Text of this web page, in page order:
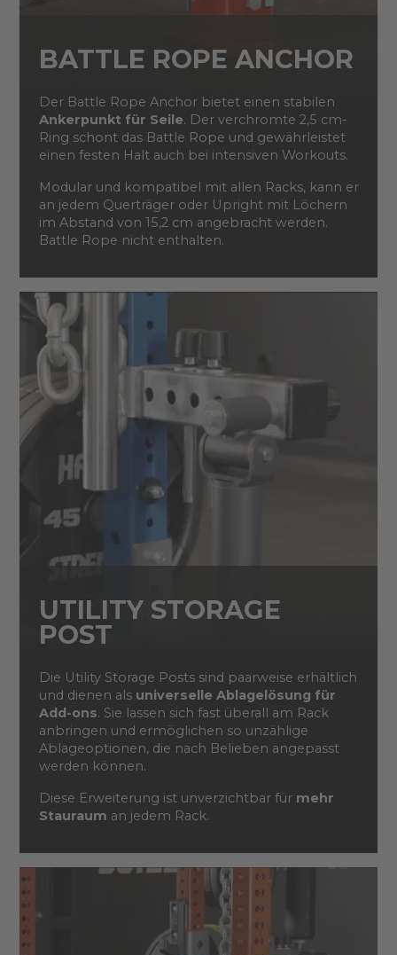
BATTLE ROPE ANCHOR
Der Battle Rope Anchor bietet einen stabilen
Ankerpunkt für Seile. Der verchromte 2,5 cm-
Ring schont das Battle Rope und gewährleistet
einen festen Halt auch bei intensiven Workouts.
Modular und kompatibel mit allen Racks, kann er
an jedem Querträger oder Upright mit Löchern
im Abstand von 15,2 cm angebracht werden.
Battle Rope nicht enthalten.
UTILITY STORAGE
POST
Die Utility Storage Posts sind paarweise erhältlich
und dienen als universelle Ablagelösung für
Add-ons. Sie lassen sich fast überall am Rack
anbringen und ermöglichen so unzählige
Ablageoptionen, die nach Belieben angepasst
werden können.
Diese Erweiterung ist unverzichtbar für mehr
Stauraum an jedem Rack.